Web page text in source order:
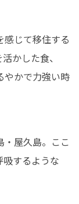
じて移住する
かした食、
やかで力強い時
・屋久島。ここ
するような